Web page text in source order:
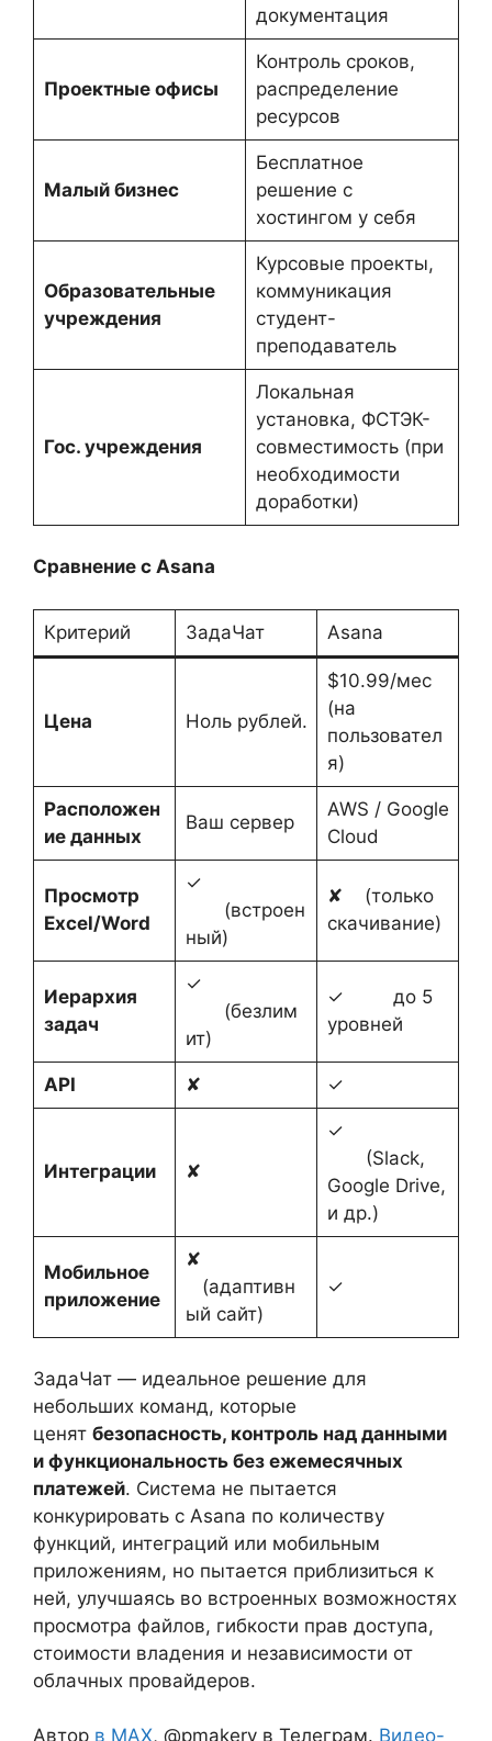
документация
Проектные офисы
Контроль сроков,
распределение
ресурсов
Малый бизнес
Бесплатное
решение с
хостингом у себя
Образовательные
учреждения
Курсовые проекты,
коммуникация
студент-
преподаватель
Гос. учреждения
Локальная
установка, ФСТЭК-
совместимость (при
необходимости
доработки)
Сравнение с Asana
Критерий ЗадаЧат Asana
Цена Ноль рублей.
$10.99/мес
(на
пользовател
я)
Расположен
ие данных
Ваш сервер
AWS / Google
Cloud
Просмотр
Excel/Word
✓
(встроен
ный)
✘ (только
скачивание)
Иерархия
задач
✓
(безлим
ит)
✓ до 5
уровней
API ✘ ✓
Интеграции ✘
✓
(Slack,
Google Drive,
и др.)
Мобильное
приложение
✘
(адаптивн
ый сайт)
✓
ЗадаЧат — идеальное решение для
небольших команд, которые
ценят безопасность, контроль над данными
и функциональность без ежемесячных
платежей. Система не пытается
конкурировать с Asana по количеству
функций, интеграций или мобильным
приложениям, но пытается приблизиться к
ней, улучшаясь во встроенных возможностях
просмотра файлов, гибкости прав доступа,
стоимости владения и независимости от
облачных провайдеров.
Автор в MAX, @pmakerv в Телеграм. Видео-